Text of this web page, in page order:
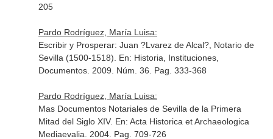
205
Pardo Rodríguez, María Luisa:
Escribir y Prosperar: Juan ?Lvarez de Alcal?, Notario de
Sevilla (1500-1518). En: Historia, Instituciones,
Documentos. 2009. Núm. 36. Pag. 333-368
Pardo Rodríguez, María Luisa:
Mas Documentos Notariales de Sevilla de la Primera
Mitad del Siglo XIV. En: Acta Historica et Archaeologica
Mediaevalia . 2004. Pag. 709-726